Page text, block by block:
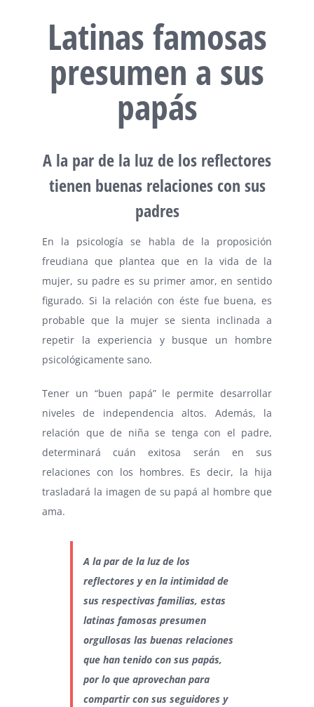
Latinas famosas
presumen a sus
papás
A la par de la luz de los reflectores
tienen buenas relaciones con sus
padres
En la psicología se habla de la proposición
freudiana que plantea que en la vida de la
mujer, su padre es su primer amor, en sentido
figurado. Si la relación con éste fue buena, es
probable que la mujer se sienta inclinada a
repetir la experiencia y busque un hombre
psicológicamente sano.
Tener un “buen papá” le permite desarrollar
niveles de independencia altos. Además, la
relación que de niña se tenga con el padre,
determinará cuán exitosa serán en sus
relaciones con los hombres. Es decir, la hija
trasladará la imagen de su papá al hombre que
ama.
A la par de la luz de los
reflectores y en la intimidad de
sus respectivas familias, estas
latinas famosas presumen
orgullosas las buenas relaciones
que han tenido con sus papás,
por lo que aprovechan para
compartir con sus seguidores y